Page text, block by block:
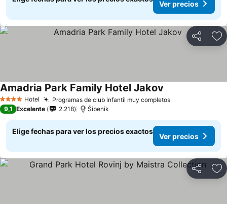
Ver precios
Compartir
4 EstrellasHotel Programas de club infantil muy completos
Amadria Park Family Hotel Jakov
9,1 Excelente 2.218 Šibenik
Elige fechas para ver los precios exactos
Ver precios
Compartir